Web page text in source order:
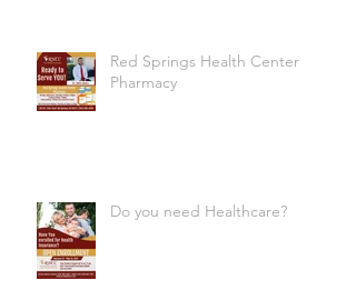
Red Springs Health Center
Pharmacy
Do you need Healthcare?